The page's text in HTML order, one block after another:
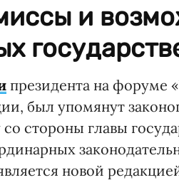
и
президента на форуме
был упомянут
стороны главы
новой